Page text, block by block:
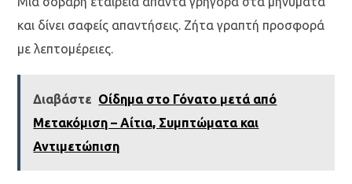
και δίνει σαφείς απαντήσεις. Ζήτα γραπτή προσφορά
με λεπτομέρειες.
Διαβάστε Οίδημα στο Γόνατο μετά από
Μετακόμιση – Αίτια, Συμπτώματα και
Αντιμετώπιση